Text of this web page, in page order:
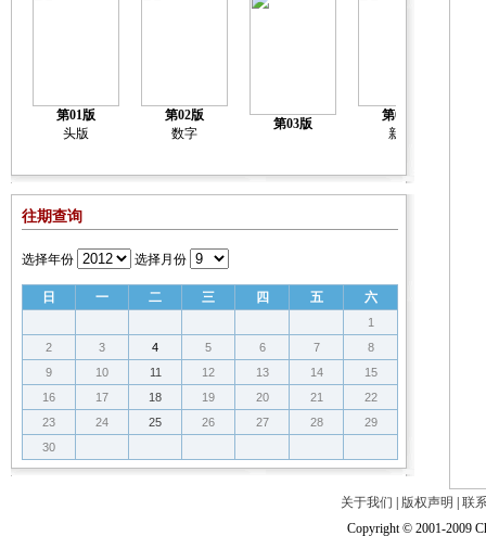
第01版
头版
第02版
数字
第03版
第04版
新闻
往期查询
选择年份 选择月份
日 一 二 三 四 五 六
1
2
3 4 5 6 7
8
9
10 11 12 13 14
15
16
17 18 19 20 21
22
23
24 25 26 27 28
29
30
关于我们 版权声明
联
Copyright © 2001-2009